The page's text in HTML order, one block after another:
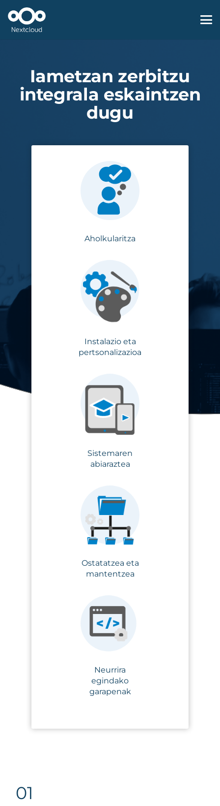
Iametzan zerbitzu
integrala eskaintzen
dugu
Aholkularitza
Instalazio eta
pertsonalizazioa
Sistemaren
abiaraztea
Ostatatzea eta
mantentzea
Neurrira
egindako
garapenak
01